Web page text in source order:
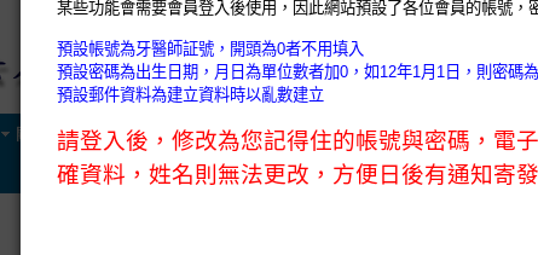
關於公會 (About) 會務公告 (News) 會員天地 (Members)
公會通知 (Information)